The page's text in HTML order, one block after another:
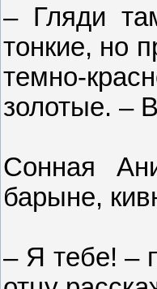
– Гляди
тонкие, но
темно-
золотые. –
Сонная
барыне,
– Я тебе! –